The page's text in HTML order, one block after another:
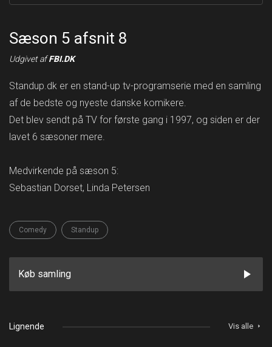
Sæson 5 afsnit 8
Udgivet afFBI.DK
Standup.dk er en stand-up tv-programserie med en samling
af de bedste og nyeste danske komikere.
Det blev sendt på TV for første gang i 1997, og siden er der
lavet 6 sæsoner mere.
Medvirkende på sæson 5:
Sebastian Dorset, Linda Petersen
Comedy Standup
Køb samling play_arrow
Lignende Vis alle arrow_right